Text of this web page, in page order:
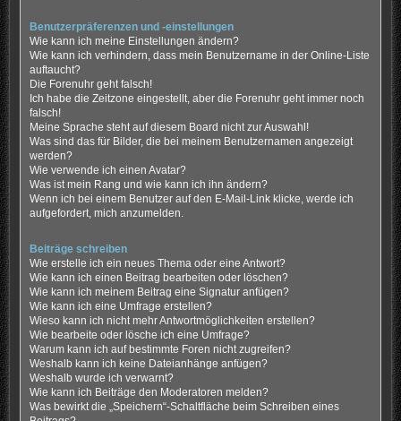
Benutzerpräferenzen und -einstellungen
Wie kann ich meine Einstellungen ändern?
Wie kann ich verhindern, dass mein Benutzername in der Online-Liste
auftaucht?
Die Forenuhr geht falsch!
Ich habe die Zeitzone eingestellt, aber die Forenuhr geht immer noch
falsch!
Meine Sprache steht auf diesem Board nicht zur Auswahl!
Was sind das für Bilder, die bei meinem Benutzernamen angezeigt
werden?
Wie verwende ich einen Avatar?
Was ist mein Rang und wie kann ich ihn ändern?
Wenn ich bei einem Benutzer auf den E-Mail-Link klicke, werde ich
aufgefordert, mich anzumelden.
Beiträge schreiben
Wie erstelle ich ein neues Thema oder eine Antwort?
Wie kann ich einen Beitrag bearbeiten oder löschen?
Wie kann ich meinem Beitrag eine Signatur anfügen?
Wie kann ich eine Umfrage erstellen?
Wieso kann ich nicht mehr Antwortmöglichkeiten erstellen?
Wie bearbeite oder lösche ich eine Umfrage?
Warum kann ich auf bestimmte Foren nicht zugreifen?
Weshalb kann ich keine Dateianhänge anfügen?
Weshalb wurde ich verwarnt?
Wie kann ich Beiträge den Moderatoren melden?
Was bewirkt die „Speichern“-Schaltfläche beim Schreiben eines